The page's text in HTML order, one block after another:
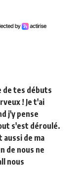
de tes débuts
! Je t'ai
j'y pense
s'est déroulé.
aussi de ma
de nous ne
nous